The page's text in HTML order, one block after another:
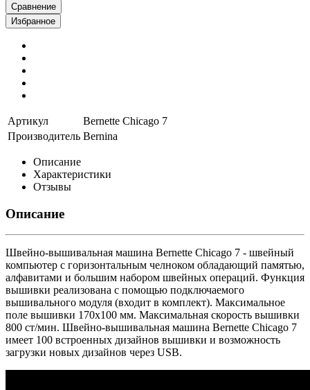
Сравнение
Избранное
Артикул
Bernette Chicago 7
Производитель Bernina
Описание
Характеристики
Отзывы
Описание
Швейно-вышивальная машина Bernette Chicago 7 - швейный
компьютер с горизонтальным челноком обладающий памятью,
алфавитами и большим набором швейных операций. Функция
вышивки реализована с помощью подключаемого
вышивального модуля (входит в комплект). Максимальное
поле вышивки 170х100 мм. Максимальная скорость вышивки
800 ст/мин. Швейно-вышивальная машина Bernette Chicago 7
имеет 100 встроенных дизайнов вышивки и возможность
загрузки новых дизайнов через USB.